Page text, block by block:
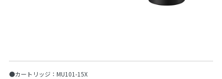
●カートリッジ：MU101-15X